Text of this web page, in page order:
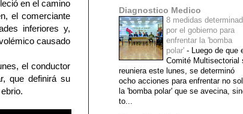
en el camino
el comerciante
inferiores y,
causado
el conductor
que definirá su
Diagnostico Medico
8 medidas
por el gobierno para
enfrentar la 'bomba
polar' - Luego de que
Comité Multisectorial
reuniera este lunes, se determinó
ocho acciones para enfrentar no
la 'bomba polar' que se avecina,
to...